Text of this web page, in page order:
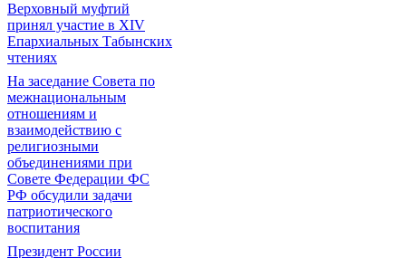
Верховный муфтий
принял участие в ХIV
Епархиальных Табынских
чтениях
На заседание Совета по
межнациональным
отношениям и
взаимодействию с
религиозными
объединениями при
Совете Федерации ФС
РФ обсудили задачи
патриотического
воспитания
Президент России